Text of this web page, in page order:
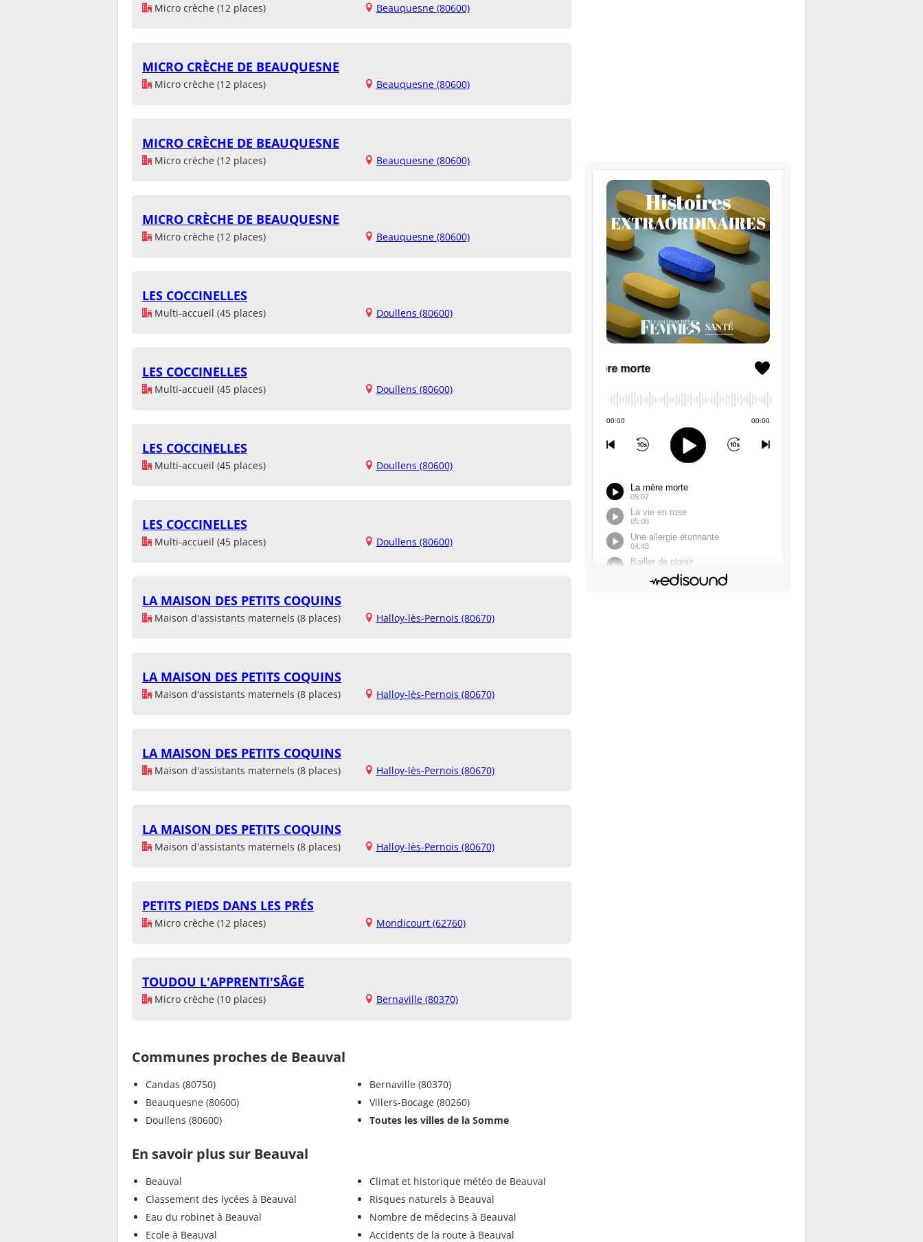
Micro crèche (12 places) Beauquesne (80600)
MICRO CRÈCHE DE BEAUQUESNE
Micro crèche (12 places) Beauquesne (80600)
MICRO CRÈCHE DE BEAUQUESNE
Micro crèche (12 places) Beauquesne (80600)
MICRO CRÈCHE DE BEAUQUESNE
Micro crèche (12 places) Beauquesne (80600)
LES COCCINELLES
Multi-accueil (45 places) Doullens (80600)
LES COCCINELLES
Multi-accueil (45 places) Doullens (80600)
LES COCCINELLES
Multi-accueil (45 places) Doullens (80600)
LES COCCINELLES
Multi-accueil (45 places) Doullens (80600)
LA MAISON DES PETITS COQUINS
Maison d'assistants maternels (8 places) Halloy-lès-Pernois (80670)
LA MAISON DES PETITS COQUINS
Maison d'assistants maternels (8 places) Halloy-lès-Pernois (80670)
LA MAISON DES PETITS COQUINS
Maison d'assistants maternels (8 places) Halloy-lès-Pernois (80670)
LA MAISON DES PETITS COQUINS
Maison d'assistants maternels (8 places) Halloy-lès-Pernois (80670)
PETITS PIEDS DANS LES PRÉS
Micro crèche (12 places) Mondicourt (62760)
TOUDOU L'APPRENTI'SÂGE
Micro crèche (10 places) Bernaville (80370)
Communes proches de Beauval
Candas (80750)
Beauquesne (80600)
Doullens (80600)
Bernaville (80370)
Villers-Bocage (80260)
Toutes les villes de la Somme
En savoir plus sur Beauval
Beauval
Classement des lycées à Beauval
Eau du robinet à Beauval
Ecole à Beauval
Climat et historique météo de Beauval
Risques naturels à Beauval
Nombre de médecins à Beauval
Accidents de la route à Beauval